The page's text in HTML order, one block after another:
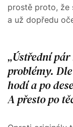
prostě proto, že
a už dopředu
Ústřední
problémy.
hodí a po
A přesto po